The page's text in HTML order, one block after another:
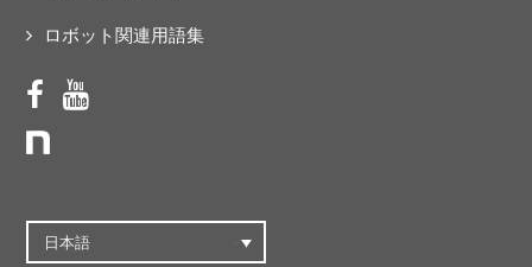
ロボット関連用語集
日本語